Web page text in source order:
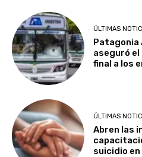
ÚLTIMAS
Patagonia
aseguró el
final a los
ÚLTIMAS
Abren las
suicidio